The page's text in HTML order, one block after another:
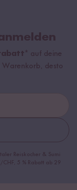
auf deine
Warenkorb, desto
Reiskocher & Sumi
5 % Rabatt ab 29